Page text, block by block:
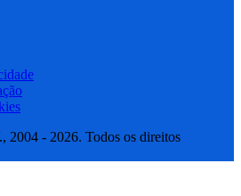
- 2026. Todos os direitos